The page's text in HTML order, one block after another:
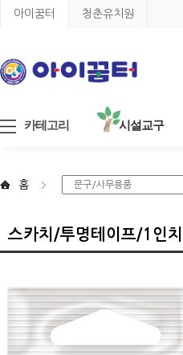
아이꿈터 청춘유치원
카테고리 시설교구
홈
스카치/투명테이프/1인